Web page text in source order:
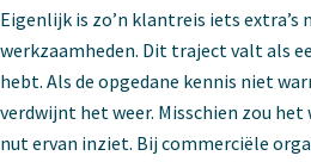
Eigenlijk is zo’n klantreis iets extra’s
werkzaamheden. Dit traject valt als
hebt. Als de opgedane kennis niet
verdwijnt het weer. Misschien zou
nut ervan inziet. Bij commerciële